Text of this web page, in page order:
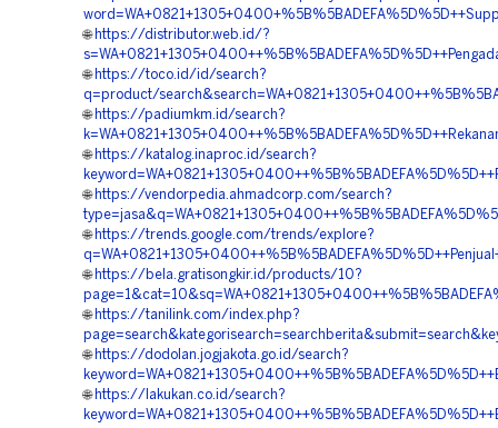
🌐 https://distributor.web.id/?
🌐 https://toco.id/id/search?
q=product/
🌐 https://padiumkm.id/search?
🌐 https://katalog.inaproc.id/search?
🌐 https://vendorpedia.ahmadcorp.com/search?
🌐 https://trends.google.com/trends/explore?
🌐 https://bela.gratisongkir.id/products/10?
🌐 https://tanilink.com/index.php?
🌐 https://dodolan.jogjakota.go.id/search?
🌐 https://lakukan.co.id/search?